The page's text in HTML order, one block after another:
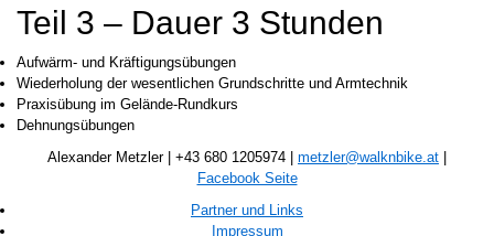
Teil 3 – Dauer 3 Stunden
Aufwärm- und Kräftigungsübungen
Wiederholung der wesentlichen Grundschritte und Armtechnik
Praxisübung im Gelände-Rundkurs
Dehnungsübungen
Alexander Metzler | +43 680 1205974 | metzler@walknbike.at
Facebook Seite
Partner und Links
Impressum